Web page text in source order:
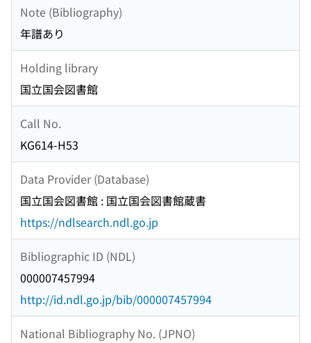
Note (Bibliography)
年譜あり
Holding library
国立国会図書館
Call No.
KG614-H53
Data Provider (Database)
国立国会図書館 : 国立国会図書館蔵書
https://ndlsearch.ndl.go.jp
Bibliographic ID (NDL)
000007457994
http://id.ndl.go.jp/bib/000007457994
National Bibliography No. (JPNO)